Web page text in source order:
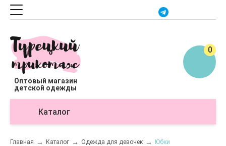
Оптовый магазин
детской одежды
0
Каталог
Главная Каталог Одежда для девочек Юбки